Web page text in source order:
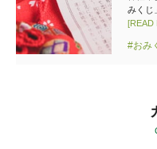
みくじ
[READ
#おみ